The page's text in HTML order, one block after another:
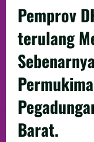
Pemprov
terulang
Barat.